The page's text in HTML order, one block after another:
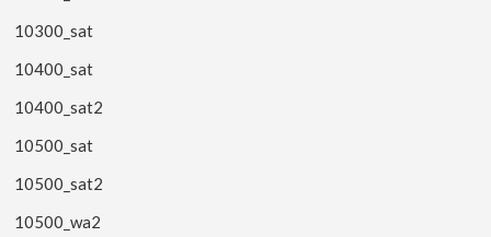
10300_sat
10400_sat
10400_sat2
10500_sat
10500_sat2
10500_wa2